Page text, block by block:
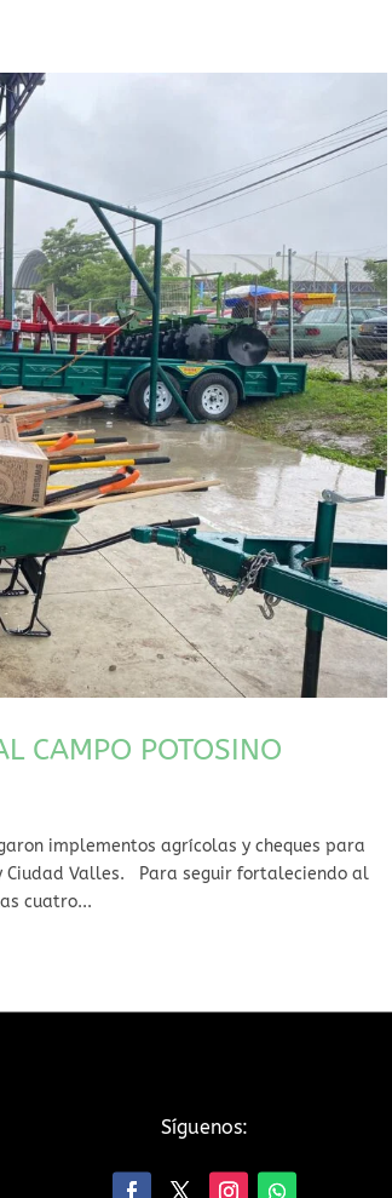
CAMPO POTOSINO
implementos agrícolas y cheques para
Ciudad Valles. Para seguir fortaleciendo al
cuatro...
Síguenos: